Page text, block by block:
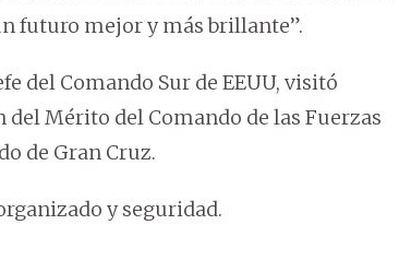
futuro mejor y más brillante”.
del Comando Sur de EEUU, visitó
del Mérito del Comando de las Fuerzas
de Gran Cruz.
y seguridad.